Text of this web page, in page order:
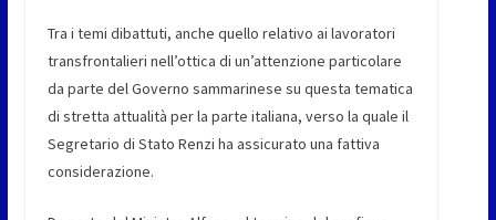
Tra i temi dibattuti, anche quello relativo ai lavoratori
transfrontalieri nell’ottica di un’attenzione particolare
da parte del Governo sammarinese su questa tematica
di stretta attualità per la parte italiana, verso la quale il
Segretario di Stato Renzi ha assicurato una fattiva
considerazione.